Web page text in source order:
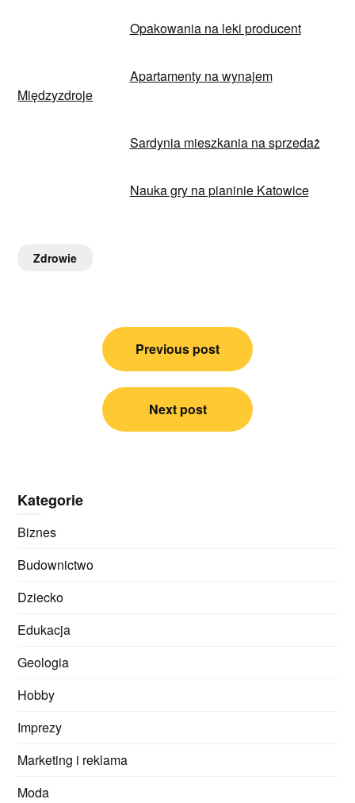
Opakowania na leki producent
Apartamenty na wynajem
Międzyzdroje
Sardynia mieszkania na sprzedaż
Nauka gry na pianinie Katowice
Zdrowie
Nawigacja
Previous post
Next post
Kategorie
Biznes
Budownictwo
Dziecko
Edukacja
Geologia
Hobby
Imprezy
Marketing i reklama
Moda